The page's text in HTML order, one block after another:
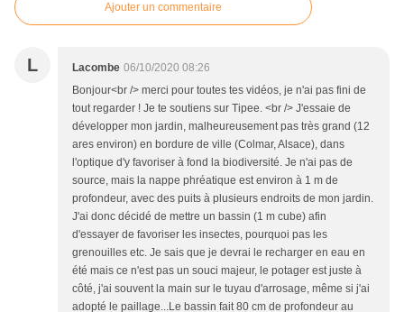
Ajouter un commentaire
L Lacombe 06/10/2020 08:26
Bonjour<br /> merci pour toutes tes vidéos, je n'ai pas fini de
tout regarder ! Je te soutiens sur Tipee. <br /> J'essaie de
développer mon jardin, malheureusement pas très grand (12
ares environ) en bordure de ville (Colmar, Alsace), dans
l'optique d'y favoriser à fond la biodiversité. Je n'ai pas de
source, mais la nappe phréatique est environ à 1 m de
profondeur, avec des puits à plusieurs endroits de mon jardin.
J'ai donc décidé de mettre un bassin (1 m cube) afin
d'essayer de favoriser les insectes, pourquoi pas les
grenouilles etc. Je sais que je devrai le recharger en eau en
été mais ce n'est pas un souci majeur, le potager est juste à
côté, j'ai souvent la main sur le tuyau d'arrosage, même si j'ai
adopté le paillage...Le bassin fait 80 cm de profondeur au